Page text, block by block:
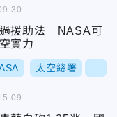
過援助法 NASA可
實力
太空總署